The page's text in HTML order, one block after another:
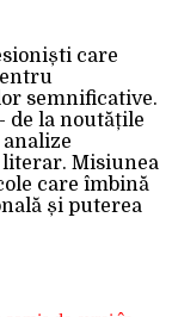
care
semnificative.
de la noutățile
Misiunea
care îmbină
și puterea